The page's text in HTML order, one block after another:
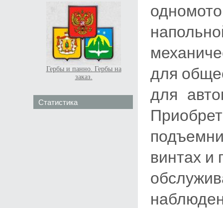
Гербы и панно. Гербы на
заказ.
Статистика
для
для
винтах и